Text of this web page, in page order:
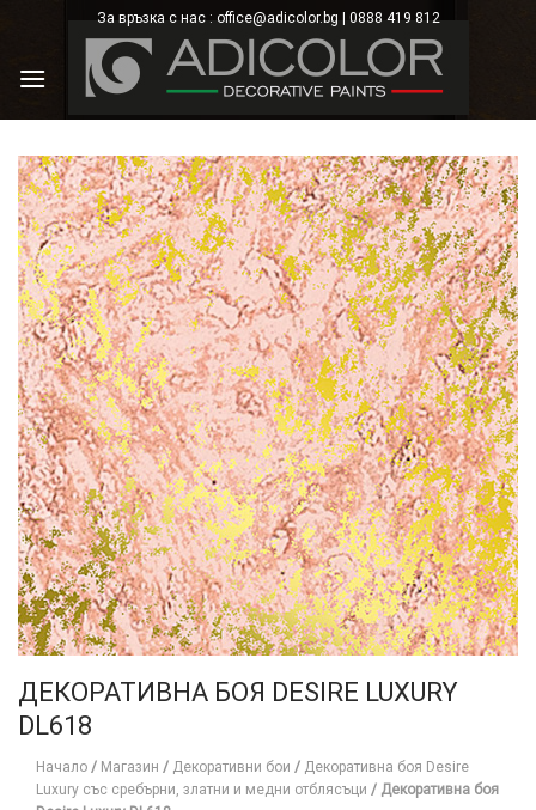
content
За връзка с нас : office@adicolor.bg | 0888 419 812
ДЕКОРАТИВНА БОЯ DESIRE LUXURY
DL618
Начало / Магазин / Декоративни бои / Декоративна боя Desire
Luxury със сребърни, златни и медни отблясъци / Декоративна боя
×